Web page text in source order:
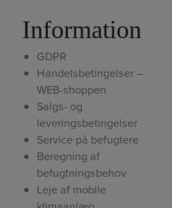
Information
GDPR
Handelsbetingelser –
WEB-shoppen
Salgs- og
leveringsbetingelser
Service på befugtere
Beregning af
befugtningsbehov
Leje af mobile